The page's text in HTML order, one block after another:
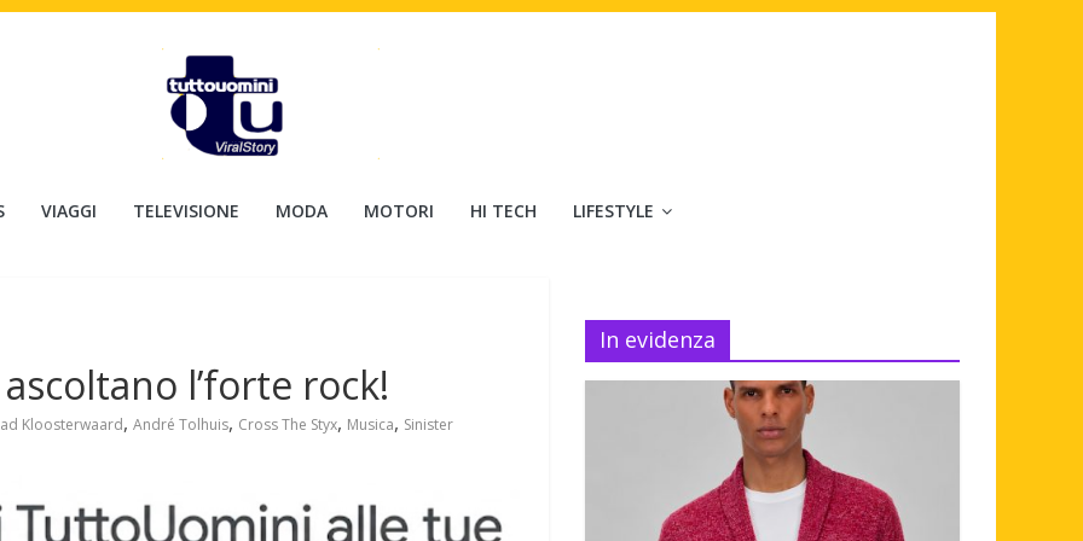
VIAGGI TELEVISIONE MODA MOTORI HI TECH LIFESTYLE
l’forte rock!
Kloosterwaard, André Tolhuis, Cross The Styx, Musica, Sinister
In evidenza